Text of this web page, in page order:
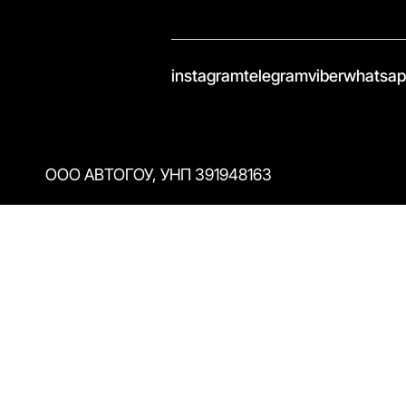
instagramtelegramviber
ООО АВТОГОУ, УНП 391948163